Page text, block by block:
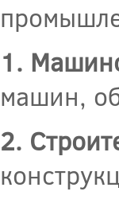
1.
машин,
2.